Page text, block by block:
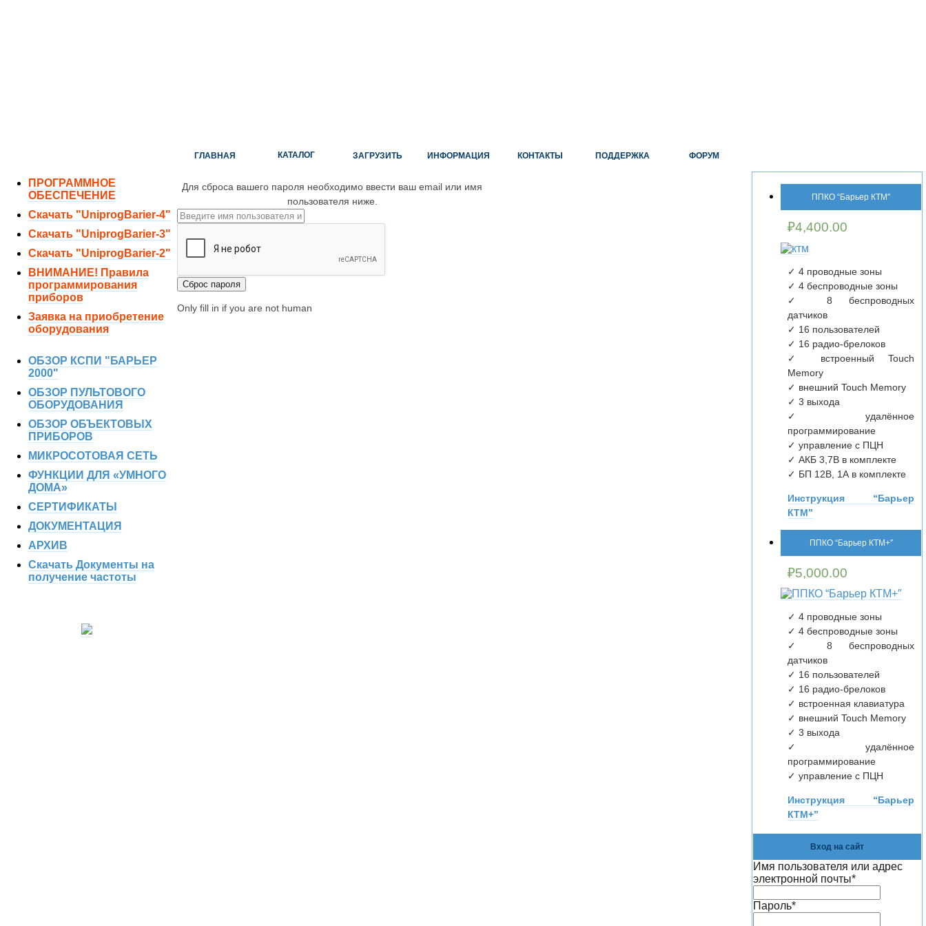
ПРОГРАММНОЕ
ОБЕСПЕЧЕНИЕ
Скачать "UniprogBarier-4"
Скачать "UniprogBarier-3"
Скачать "UniprogBarier-2"
ВНИМАНИЕ! Правила
программирования
приборов
Заявка на приобретение
оборудования
ОБЗОР КСПИ "БАРЬЕР
2000"
ОБЗОР ПУЛЬТОВОГО
ОБОРУДОВАНИЯ
ОБЗОР ОБЪЕКТОВЫХ
ПРИБОРОВ
МИКРОСОТОВАЯ СЕТЬ
ФУНКЦИИ ДЛЯ «УМНОГО
ДОМА»
СЕРТИФИКАТЫ
ДОКУМЕНТАЦИЯ
АРХИВ
Скачать Документы на
получение частоты
ГЛАВНАЯ КАТАЛОГ ЗАГРУЗИТЬ ИНФОРМАЦИЯ КОНТАКТЫ ПОДДЕРЖКА ФОРУМ
Для сброса вашего пароля необходимо ввести ваш email или имя
пользователя ниже.
Only fill in if you are not human
ППКО “Барьер КТМ″
₽4,400.00
✓ 4 проводные зоны
✓ 4 беспроводные зоны
✓ 8 беспроводных
датчиков
✓ 16 пользователей
✓ 16 радио-брелоков
✓ встроенный Touch
Memory
✓ внешний Touch Memory
✓ 3 выхода
✓ удалённое
программирование
✓ управление с ПЦН
✓ АКБ 3,7В в комплекте
✓ БП 12В, 1А в комплекте
Инструкция “Барьер
КТМ”
ППКО “Барьер КТМ+″
₽5,000.00
✓ 4 проводные зоны
✓ 4 беспроводные зоны
✓ 8 беспроводных
датчиков
✓ 16 пользователей
✓ 16 радио-брелоков
✓ встроенная клавиатура
✓ внешний Touch Memory
✓ 3 выхода
✓ удалённое
программирование
✓ управление с ПЦН
Инструкция “Барьер
КТМ+”
Вход на сайт
Имя пользователя или адрес
электронной почты*
Пароль*